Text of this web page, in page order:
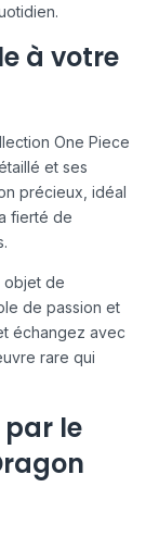
à votre
One Piece
et ses
précieux, idéal
fierté de
objet de
de passion et
échangez avec
rare qui
le